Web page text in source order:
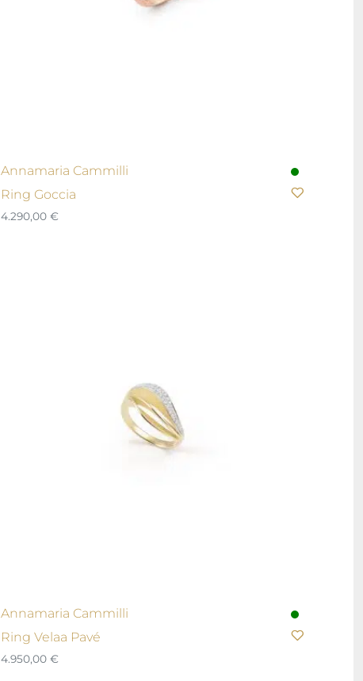
Annamaria Cammilli
Ring Goccia
4.290,00 €
Annamaria Cammilli
Ring Velaa Pavé
4.950,00 €